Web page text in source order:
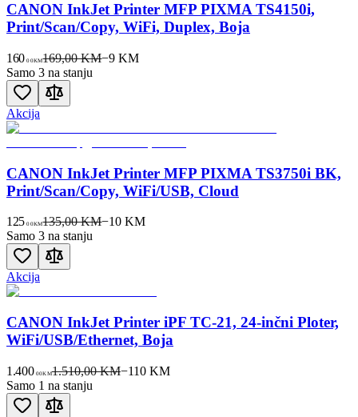
CANON InkJet Printer MFP PIXMA TS4150i,
Print/Scan/Copy, WiFi, Duplex, Boja
160 00KM169,00 KM−9 KM
Samo 3 na stanju
Akcija
CANON InkJet Printer MFP PIXMA TS3750i BK,
Print/Scan/Copy, WiFi/USB, Cloud
125 00KM135,00 KM−10 KM
Samo 3 na stanju
Akcija
CANON InkJet Printer iPF TC-21, 24-inčni Ploter,
WiFi/USB/Ethernet, Boja
1.400 00KM1.510,00 KM−110KM
Samo 1 na stanju